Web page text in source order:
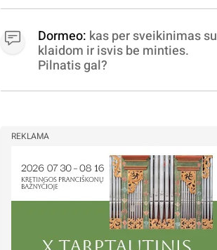
Dormeo: kas per sveikinimas su
klaidom ir isvis be minties.
Pilnatis gal?
REKLAMA